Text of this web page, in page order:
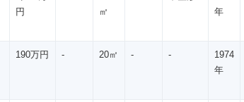
円
㎡
年
190万円 - 20㎡ - -
1974
年